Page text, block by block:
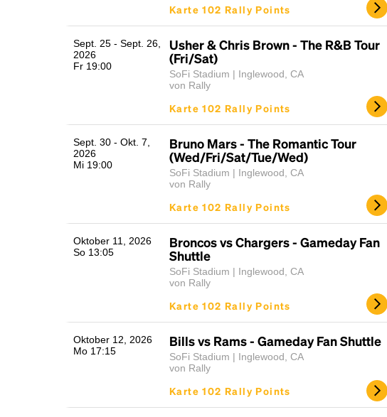
Karte 102 Rally Points
Sept. 25 - Sept. 26,
2026
Fr 19:00
Usher & Chris Brown - The R&B Tour
(Fri/Sat)
SoFi Stadium | Inglewood, CA
von Rally
Karte 102 Rally Points
Sept. 30 - Okt. 7,
2026
Mi 19:00
Bruno Mars - The Romantic Tour
(Wed/Fri/Sat/Tue/Wed)
SoFi Stadium | Inglewood, CA
von Rally
Karte 102 Rally Points
Oktober 11, 2026
So 13:05
Broncos vs Chargers - Gameday Fan
Shuttle
SoFi Stadium | Inglewood, CA
von Rally
Karte 102 Rally Points
Oktober 12, 2026
Mo 17:15
Bills vs Rams - Gameday Fan Shuttle
SoFi Stadium | Inglewood, CA
von Rally
Karte 102 Rally Points